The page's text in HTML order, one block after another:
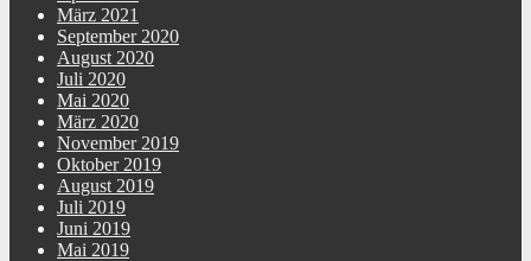
März 2021
September 2020
August 2020
Juli 2020
Mai 2020
März 2020
November 2019
Oktober 2019
August 2019
Juli 2019
Juni 2019
Mai 2019